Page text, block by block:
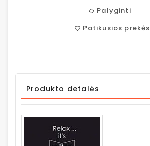
cached Palyginti
favorite_border Patikusios prekės
Produkto detalės